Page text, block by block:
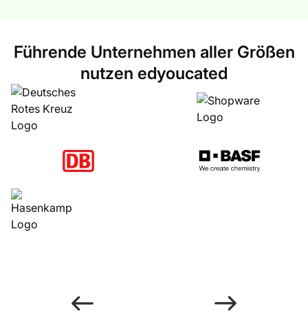
Führende Unternehmen aller Größen
nutzen edyoucated